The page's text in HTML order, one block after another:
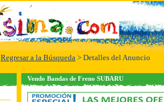
Regresar a la Búsqueda > Detalles del Anuncio
Vendo Bandas de Freno SUBARU